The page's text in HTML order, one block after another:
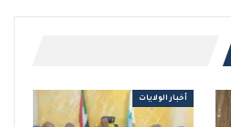
أخبار الولايات